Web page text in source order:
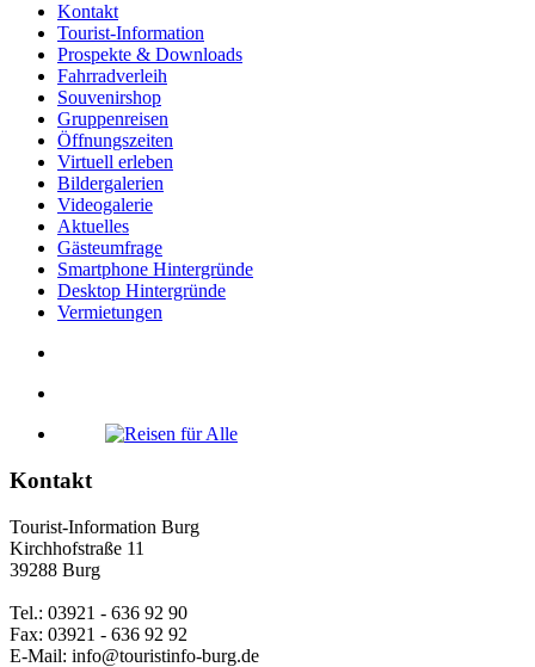
Kontakt
Tourist-Information
Prospekte & Downloads
Fahrradverleih
Souvenirshop
Gruppenreisen
Öffnungszeiten
Virtuell erleben
Bildergalerien
Videogalerie
Aktuelles
Gästeumfrage
Smartphone Hintergründe
Desktop Hintergründe
Vermietungen
Kontakt
Tourist-Information Burg
Kirchhofstraße 11
39288 Burg
Tel.: 03921 - 636 92 90
Fax: 03921 - 636 92 92
E-Mail: info@touristinfo-burg.de